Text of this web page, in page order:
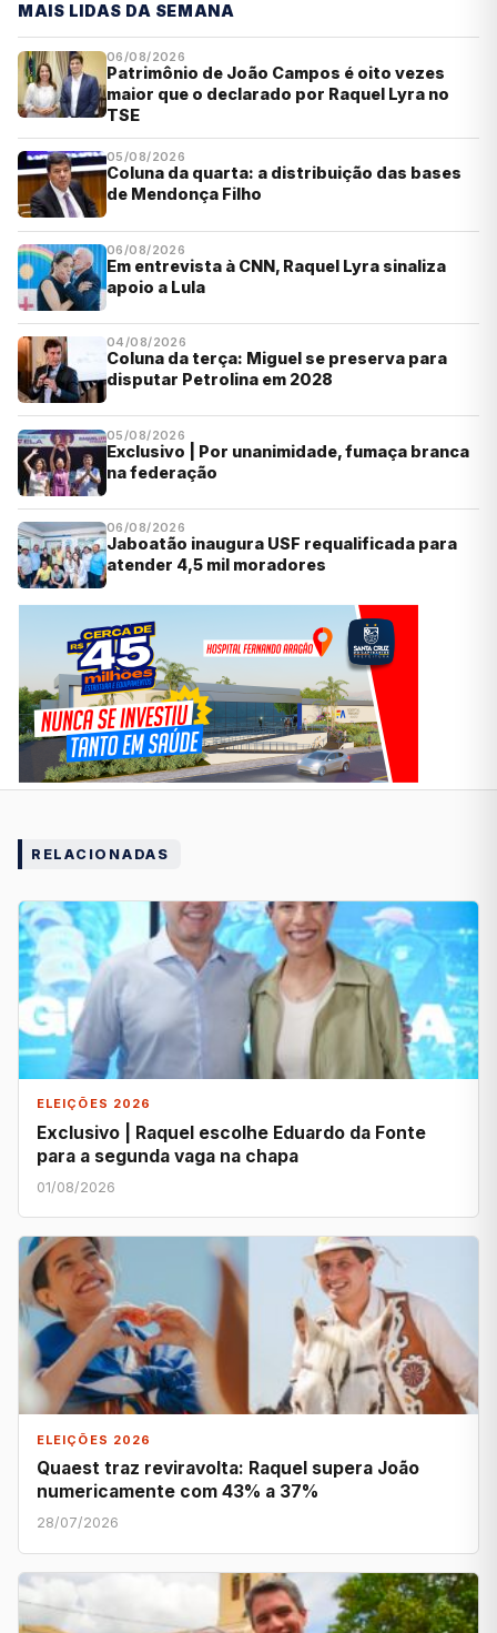
MAIS LIDAS DA SEMANA
06/08/2026
Patrimônio de João Campos é oito vezes
maior que o declarado por Raquel Lyra no
TSE
05/08/2026
Coluna da quarta: a distribuição das bases
de Mendonça Filho
06/08/2026
Em entrevista à CNN, Raquel Lyra sinaliza
apoio a Lula
04/08/2026
Coluna da terça: Miguel se preserva para
disputar Petrolina em 2028
05/08/2026
Exclusivo | Por unanimidade, fumaça branca
na federação
06/08/2026
Jaboatão inaugura USF requalificada para
atender 4,5 mil moradores
RELACIONADAS
ELEIÇÕES 2026
Exclusivo | Raquel escolhe Eduardo da Fonte
para a segunda vaga na chapa
01/08/2026
ELEIÇÕES 2026
Quaest traz reviravolta: Raquel supera João
numericamente com 43% a 37%
28/07/2026